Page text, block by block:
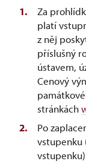
Za
platí
z něj
příslušný
ústavem,
Cenový
stránkách
Po
vstupenku